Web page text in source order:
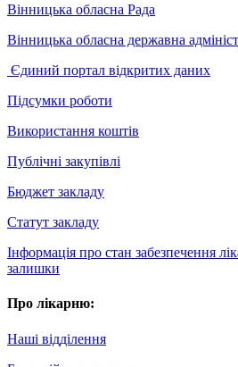
Вінницька обласна Рада
Вінницька обласна державна
Єдиний портал відкритих даних
Підсумки роботи
Використання коштів
Публічні закупівлі
Бюджет закладу
Статут закладу
Інформація про стан забезпечення
залишки
Про лікарню:
Наші відділення